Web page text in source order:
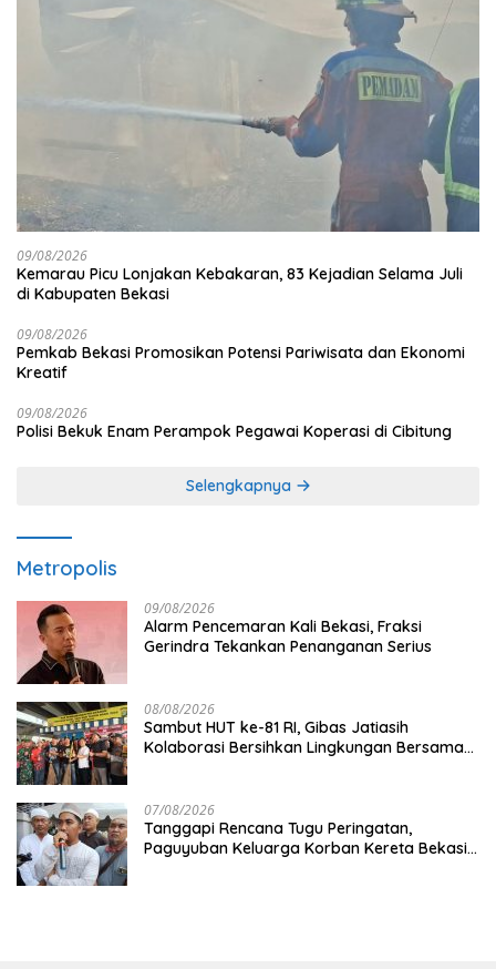
09/08/2026
Kemarau Picu Lonjakan Kebakaran, 83 Kejadian Selama Juli
di Kabupaten Bekasi
09/08/2026
Pemkab Bekasi Promosikan Potensi Pariwisata dan Ekonomi
Kreatif
09/08/2026
Polisi Bekuk Enam Perampok Pegawai Koperasi di Cibitung
Selengkapnya
Metropolis
09/08/2026
Alarm Pencemaran Kali Bekasi, Fraksi
Gerindra Tekankan Penanganan Serius
08/08/2026
Sambut HUT ke-81 RI, Gibas Jatiasih
Kolaborasi Bersihkan Lingkungan Bersama
07/08/2026
Tanggapi Rencana Tugu Peringatan,
Paguyuban Keluarga Korban Kereta Bekasi